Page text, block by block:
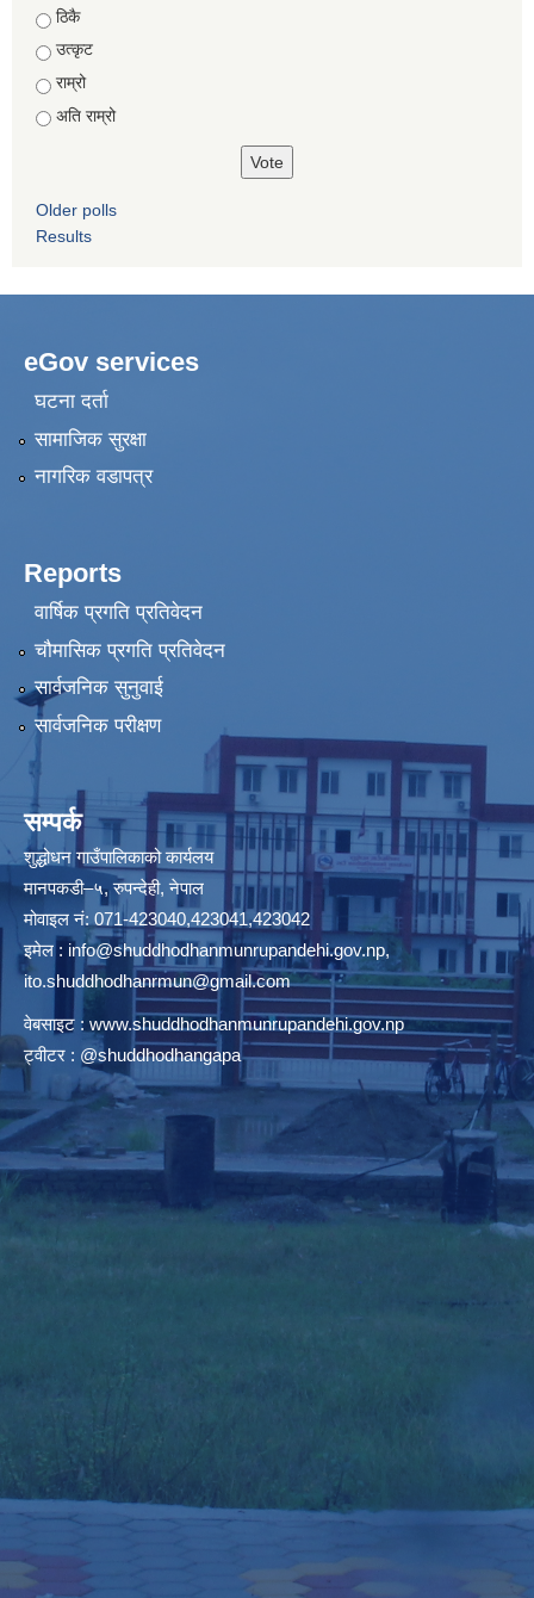
Choices
ठिकै
उत्कृट
राम्रो
अति राम्रो
Older polls
Results
eGov services
घटना दर्ता
सामाजिक सुरक्षा
नागरिक वडापत्र
Reports
वार्षिक प्रगति प्रतिवेदन
चौमासिक प्रगति प्रतिवेदन
सार्वजनिक सुनुवाई
सार्वजनिक परीक्षण
सम्पर्क
शुद्धोधन गाउँपालिकाको कार्यलय
मानपकडी–५, रुपन्देही, नेपाल
मोवाइल नं: 071-423040,423041,423042
इमेल : info@shuddhodhanmunrupandehi.gov.np,
ito.shuddhodhanrmun@gmail.com
वेबसाइट : www.shuddhodhanmunrupandehi.gov.np
ट्वीटर : @shuddhodhangapa